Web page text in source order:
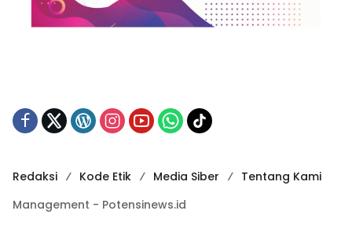
Redaksi Kode Etik Media Siber
Tentang Kami
Management - Potensinews.id